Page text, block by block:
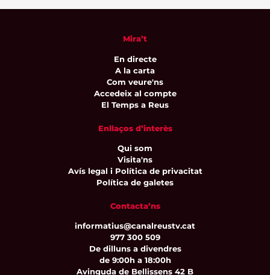
Mira’t
En directe
A la carta
Com veure'ns
Accedeix al compte
El Temps a Reus
Enllaços d’interès
Qui som
Visita'ns
Avís legal i Política de privacitat
Política de galetes
Contacta’ns
informatius@canalreustv.cat
977 300 509
De dilluns a divendres
de 9:00h a 18:00h
Avinguda de Bellissens 42 B